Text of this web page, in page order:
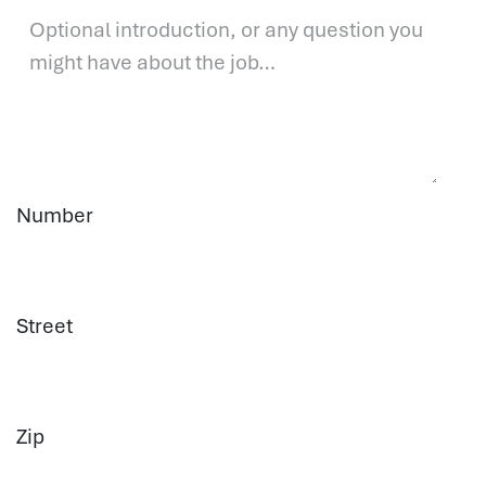
Number
Street
Zip